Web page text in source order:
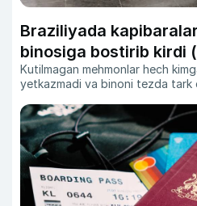
Braziliyada
binosiga bostirib kirdi
Kutilmagan mehmonlar hech
yetkazmadi va binoni tezda tark